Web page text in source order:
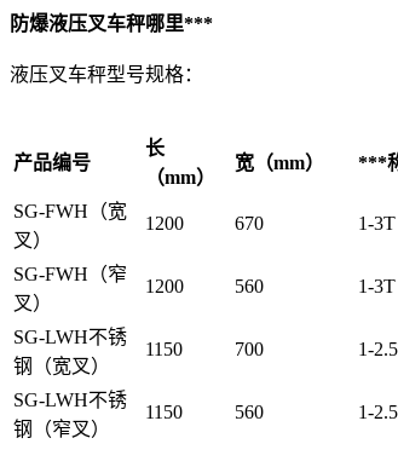
防爆液压叉车秤哪里***
液压叉车秤型号规格：
产品编号
长
（mm）
宽（mm） ***
SG-FWH（宽
叉）
1200 670 1-3T
SG-FWH（窄
叉）
1200 560 1-3T
SG-LWH不锈
钢（宽叉）
1150 700 1-
SG-LWH不锈
钢（窄叉）
1150 560 1-